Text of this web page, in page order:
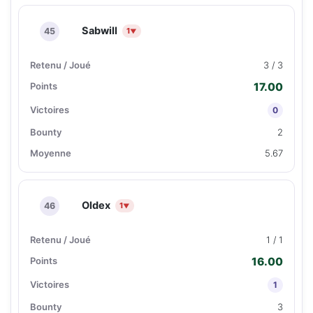
45 Sabwill 1▼
3 / 3
17.00
0
2
5.67
46 Oldex 1▼
1 / 1
16.00
1
3